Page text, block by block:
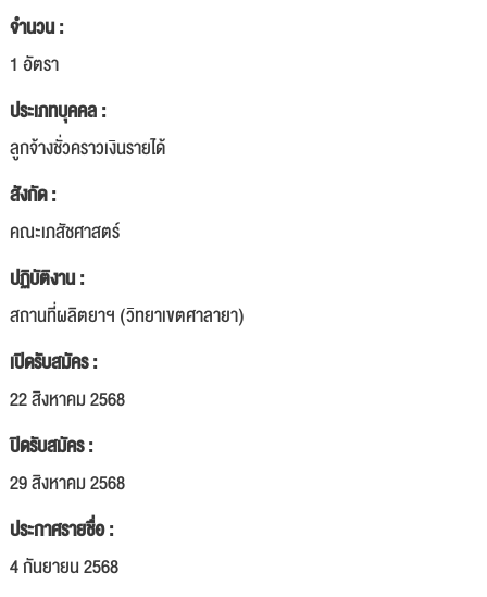
จำนวน :
1 อัตรา
ประเภทบุคคล :
ลูกจ้างชั่วคราวเงินรายได้
สังกัด :
คณะเภสัชศาสตร์
ปฏิบัติงาน :
สถานที่ผลิตยาฯ (วิทยาเขตศาลายา)
เปิดรับสมัคร :
22 สิงหาคม 2568
ปิดรับสมัคร :
29 สิงหาคม 2568
ประกาศรายชื่อ :
4 กันยายน 2568